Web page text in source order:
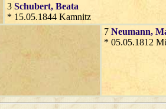
3 Schubert, Beata
* 15.05.1844 Kamnitz
7 Neumann,
* 05.05.1812